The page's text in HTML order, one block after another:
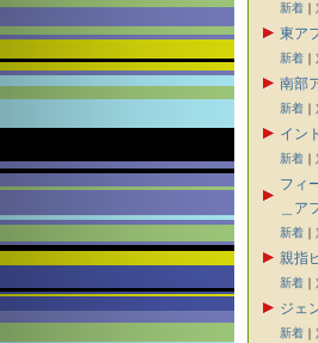
新着 ｜
東ア
新着 ｜
南部
新着 ｜
イン
新着 ｜
フィ
＿ア
新着 ｜
親指
新着 ｜
ジェ
新着 ｜